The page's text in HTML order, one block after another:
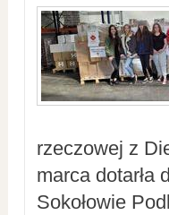
rzeczowej z
marca dotarła
Sokołowie